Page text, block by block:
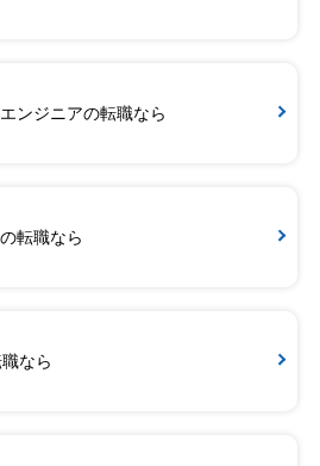
ンジニアの転職なら
転職なら
なら